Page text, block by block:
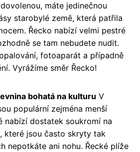
máte jedinečnou
starobylé země, která patřila
Řecko nabízí velmi pestré
se tam nebudete nudit.
fotoaparát a případně
Vyrážíme směr Řecko!
bohatá na kulturu V
populární zejména menší
nabízí dostatek soukromí na
které jsou často skryty tak
nepotkáte ani nohu. Řecké plíže